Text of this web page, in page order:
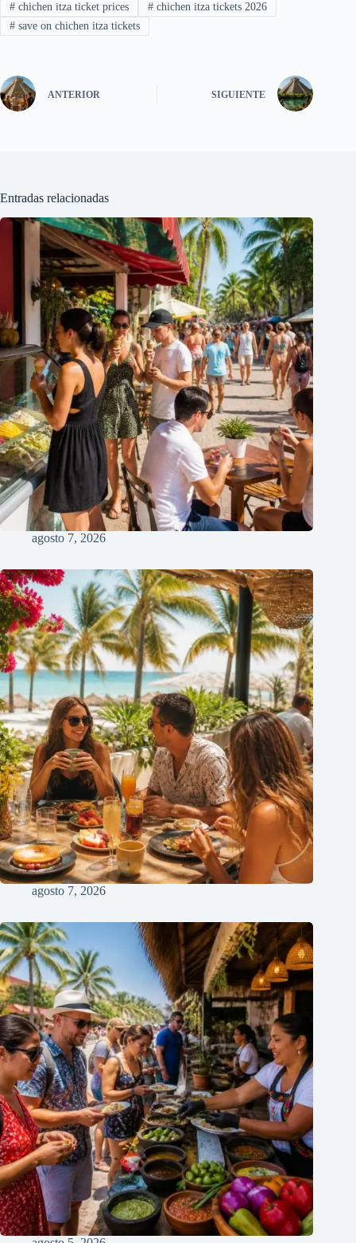
#chichen itza ticket prices #chichen itza tickets 2026
#save on chichen itza tickets
ANTERIOR SIGUIENTE
Entradas relacionadas
agosto 7, 2026
agosto 7, 2026